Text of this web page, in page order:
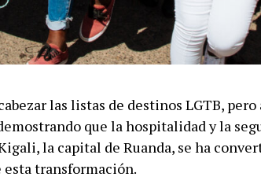
las listas de destinos LGTB,
que la hospitalidad y la
la capital de Ruanda, se ha
esta transformación.